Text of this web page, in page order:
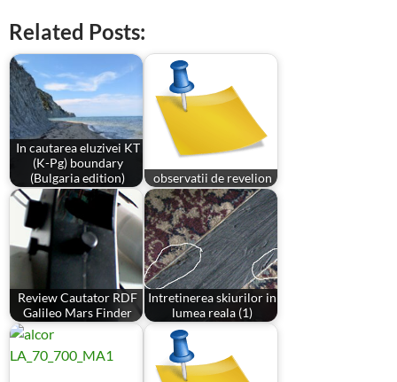
Related Posts:
In cautarea eluzivei KT
(K-Pg) boundary
(Bulgaria edition)
observatii de revelion
Review Cautator RDF
Galileo Mars Finder
Intretinerea skiurilor in
lumea reala (1)